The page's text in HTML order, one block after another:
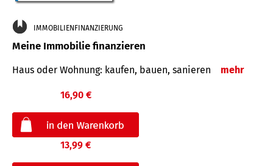
IMMOBILIENFINANZIERUNG
Meine Immobilie finanzieren
Haus oder Wohnung: kaufen, bauen, sanieren mehr
16,90 €
13,99 €